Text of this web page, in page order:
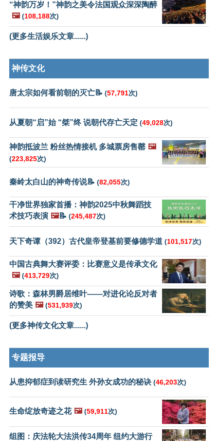
“神韵万岁！”神韵之美令法国观众深深陶醉
🖼️ (108,188次)
(更多生活娱乐文章......)
神传文化
唐太宗如何看前朝的灭亡📝 (57,791次)
从夏朝“启”始 “桀”终 说朝代存亡天定 (49,028次)
神韵抵波兰 粉丝热情接机 多城票房售罄 🖼️
(223,825次)
秦岭太白山的神奇传说📝 (82,055次)
干净世界独家首播：神韵2025中秋舞蹈技
术技巧表演 🖼️📝 (245,487次)
天下奇谭（392）古代皇帝登基前要修德学道 (101,517次)
中国古典舞大赛评委：比赛意义是传承文化
🖼️ (413,729次)
诗歌：森林男爵居维叶——对进化论反对者
的赞美 🖼️ (531,939次)
(更多神传文化文章......)
专题报导
从患抑郁症到读研究生 外孙女成功的秘诀 (46,203次)
生命绽放奇迹之花 🖼️ (59,911次)
组图：庆法轮大法洪传34周年 纽约大游行